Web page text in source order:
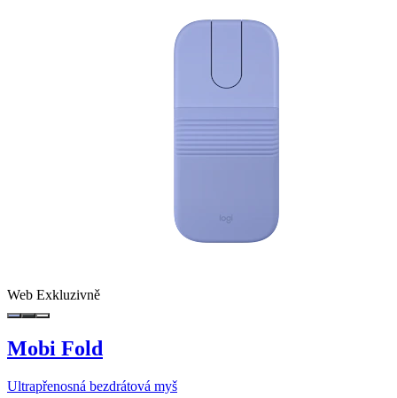
Web Exkluzivně
Mobi Fold
Ultrapřenosná bezdrátová myš